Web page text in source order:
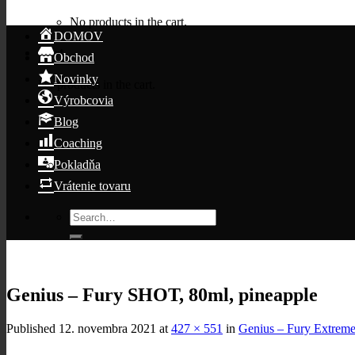
No products in the cart.
Cart
No products in the cart.
DOMOV
Obchod
Novinky
Výrobcovia
Blog
Coaching
Pokladňa
Vrátenie tovaru
Search
for:
Genius – Fury SHOT, 80ml, pineapple
Published 12. novembra 2021 at 427 × 551 in Genius – Fury